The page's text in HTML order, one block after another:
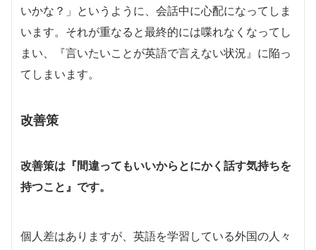
いかな？」というように、会話中に心配になってしま
います。それが重なると最終的には喋れなくなってし
まい、『言いたいことが英語で言えない状況』に陥っ
てしまいます。
改善策
改善策は『間違ってもいいからとにかく話す気持ちを
持つこと 』です。
個人差はありますが、英語を学習している外国の人々